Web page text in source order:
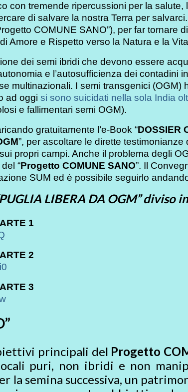
con tremende ripercussioni per la salute,
di salvare la nostra Terra per
COMUNE SANO”), per far
Amore e Rispetto verso la Natura e la
dei semi ibridi che devono essere
e l’autosufficienza dei
multinazionali. I semi transgenici
ad oggi si sono suicidati nella sola India
e fallimentari semi OGM).
gratuitamente l’e-Book “DOSSIER
”, per ascoltare le dirette
propri campi. Anche il problema degli
“Progetto COMUNE SANO”. Il
SUM ed è possibile seguirlo
LIBERA DA OGM” diviso
1
2
3
principali del Progetto
puri, non ibridi e non
la semina successiva, un